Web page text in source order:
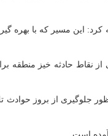
دوچرخه سواری در بزرگراه های شهید دوران و قسمتی از
یکی از نقاط حادثه خیز
از بروز حوادث تلخ